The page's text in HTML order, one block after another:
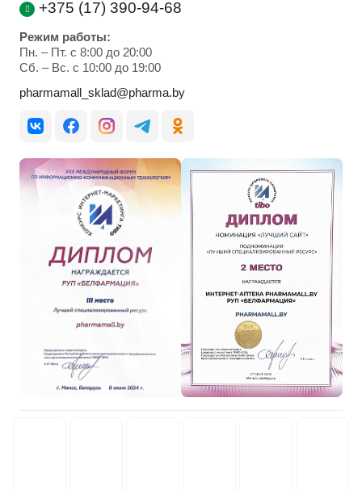
+375 (17) 390-94-68
Режим работы:
Пн. – Пт. с 8:00 до 20:00
Cб. – Вс. с 10:00 до 19:00
pharmamall_sklad@pharma.by